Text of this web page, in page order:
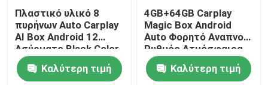
Πλαστικό υλικό 8
πυρήνων Auto Carplay
AI Box Android 12
Ασύρματο Black Color
Καλύτερη τιμή
4GB+64GB Carplay
Magic Box Android
Auto Φορητό Αναπνοή
Ρυθμός Ατμόσφαιρα
μουσικής
Καλύτερη τιμή